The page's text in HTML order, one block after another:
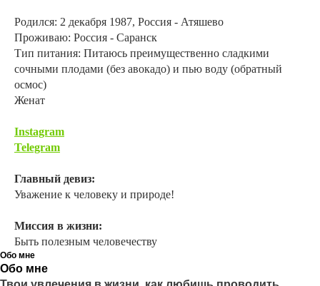
Родился: 2 декабря 1987, Россия - Атяшево
Проживаю: Россия - Саранск
Тип питания: Питаюсь преимущественно сладкими
сочными плодами (без авокадо) и пью воду (обратный
осмос)
Женат
Instagram
Telegram
Главный девиз:
Уважение к человеку и природе!
Миссия в жизни:
Быть полезным человечеству
Обо мне
Обо мне